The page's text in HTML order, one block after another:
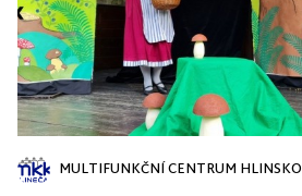
MULTIFUNKČNÍ CENTRUM HLINSKO